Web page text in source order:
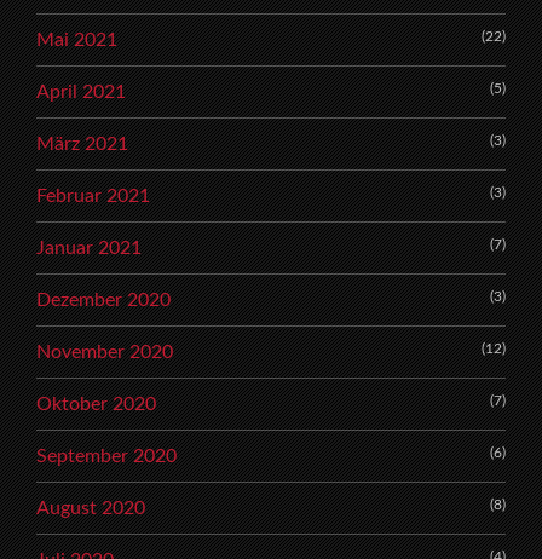
Mai 2021 (22)
April 2021 (5)
März 2021 (3)
Februar 2021 (3)
Januar 2021 (7)
Dezember 2020 (3)
November 2020 (12)
Oktober 2020 (7)
September 2020 (6)
August 2020 (8)